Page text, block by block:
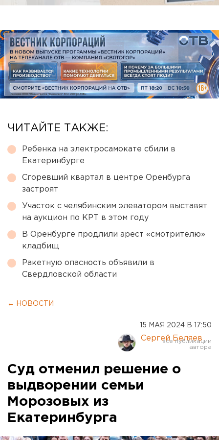
ЧИТАЙТЕ ТАКЖЕ:
Ребенка на электросамокате сбили в
Екатеринбурге
Сгоревший квартал в центре Оренбурга
застроят
Участок с челябинским элеватором выставят
на аукцион по КРТ в этом году
В Оренбурге продлили арест «смотрителю»
кладбищ
Ракетную опасность объявили в
Свердловской области
← НОВОСТИ
15 МАЯ 2024 В 17:50
Сергей Беляев
Суд отменил решение о
выдворении семьи
Морозовых из
Екатеринбурга